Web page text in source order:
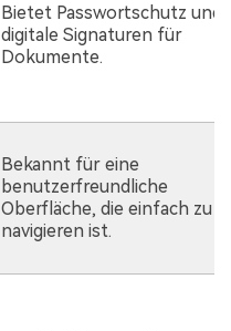
Bietet Passwortschutz und
digitale Signaturen für
Dokumente.
Bekannt für eine
benutzerfreundliche
Oberfläche, die einfach zu
navigieren ist.